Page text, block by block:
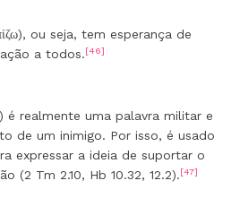
ou seja, tem esperança de
a todos.[46]
é realmente uma palavra militar e
de um inimigo. Por isso, é usado
expressar a ideia de suportar o
(2 Tm 2.10, Hb 10.32, 12.2).[47]